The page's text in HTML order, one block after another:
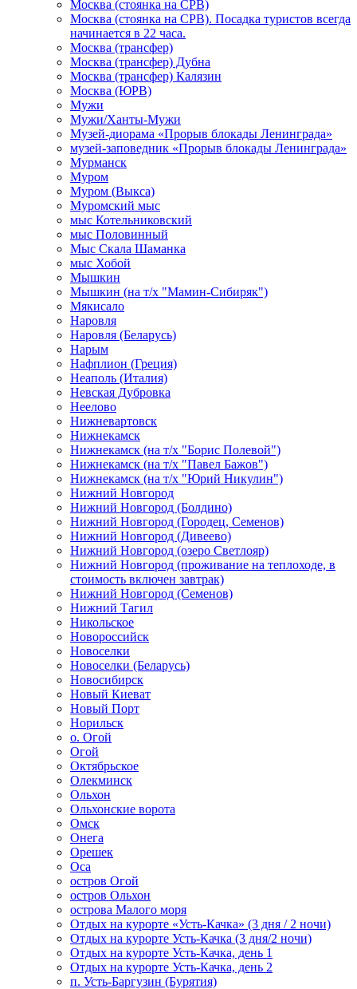
Москва (стоянка на СРВ)
Москва (стоянка на СРВ). Посадка туристов всегда
начинается в 22 часа.
Москва (трансфер)
Москва (трансфер) Дубна
Москва (трансфер) Калязин
Москва (ЮРВ)
Мужи
Мужи/Ханты-Мужи
Музей-диорама «Прорыв блокады Ленинграда»
музей-заповедник «Прорыв блокады Ленинграда»
Мурманск
Муром
Муром (Выкса)
Муромский мыс
мыс Котельниковский
мыс Половинный
Мыс Скала Шаманка
мыс Хобой
Мышкин
Мышкин (на т/х "Мамин-Сибиряк")
Мякисало
Наровля
Наровля (Беларусь)
Нарым
Нафплион (Греция)
Неаполь (Италия)
Невская Дубровка
Неелово
Нижневартовск
Нижнекамск
Нижнекамск (на т/х "Борис Полевой")
Нижнекамск (на т/х "Павел Бажов")
Нижнекамск (на т/х "Юрий Никулин")
Нижний Новгород
Нижний Новгород (Болдино)
Нижний Новгород (Городец, Семенов)
Нижний Новгород (Дивеево)
Нижний Новгород (озеро Светлояр)
Нижний Новгород (проживание на теплоходе, в
стоимость включен завтрак)
Нижний Новгород (Семенов)
Нижний Тагил
Никольское
Новороссийск
Новоселки
Новоселки (Беларусь)
Новосибирск
Новый Киеват
Новый Порт
Норильск
о. Огой
Огой
Октябрьское
Олекминск
Ольхон
Ольхонские ворота
Омск
Онега
Орешек
Оса
остров Огой
остров Ольхон
острова Малого моря
Отдых на курорте «Усть-Качка» (3 дня / 2 ночи)
Отдых на курорте Усть-Качка (3 дня/2 ночи)
Отдых на курорте Усть-Качка, день 1
Отдых на курорте Усть-Качка, день 2
п. Усть-Баргузин (Бурятия)